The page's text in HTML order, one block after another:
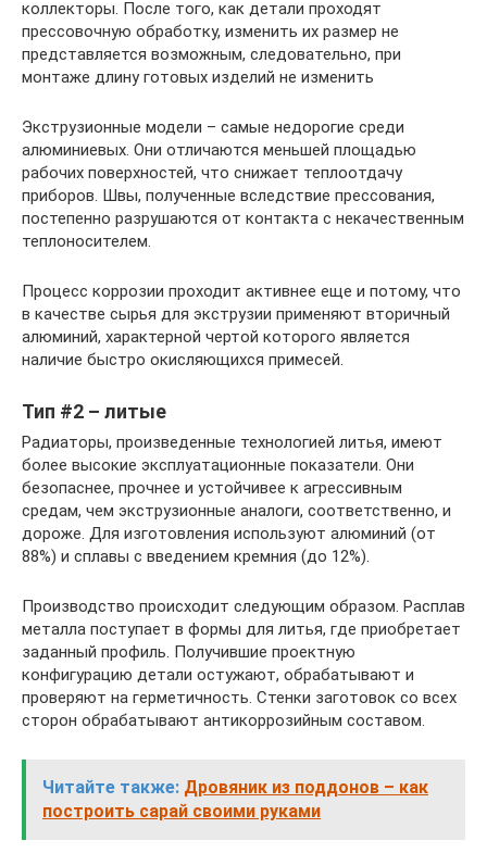
коллекторы. После того, как детали проходят
прессовочную обработку, изменить их размер не
представляется возможным, следовательно, при
монтаже длину готовых изделий не изменить
Экструзионные модели – самые недорогие среди
алюминиевых. Они отличаются меньшей площадью
рабочих поверхностей, что снижает теплоотдачу
приборов. Швы, полученные вследствие прессования,
постепенно разрушаются от контакта с некачественным
теплоносителем.
Процесс коррозии проходит активнее еще и потому, что
в качестве сырья для экструзии применяют вторичный
алюминий, характерной чертой которого является
наличие быстро окисляющихся примесей.
Тип #2 – литые
Радиаторы, произведенные технологией литья, имеют
более высокие эксплуатационные показатели. Они
безопаснее, прочнее и устойчивее к агрессивным
средам, чем экструзионные аналоги, соответственно, и
дороже. Для изготовления используют алюминий (от
88%) и сплавы с введением кремния (до 12%).
Производство происходит следующим образом. Расплав
металла поступает в формы для литья, где приобретает
заданный профиль. Получившие проектную
конфигурацию детали остужают, обрабатывают и
проверяют на герметичность. Стенки заготовок со всех
сторон обрабатывают антикоррозийным составом.
Читайте также: Дровяник из поддонов – как
построить сарай своими руками